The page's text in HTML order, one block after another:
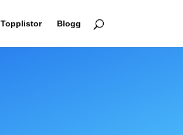
Topplistor Blogg